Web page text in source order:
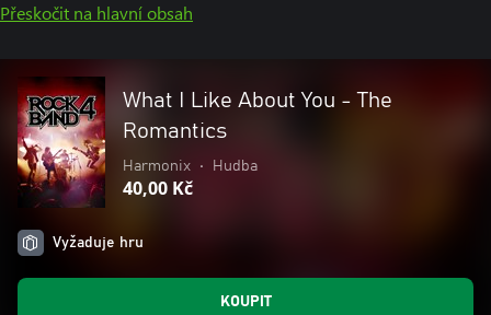
Přeskočit na hlavní obsah
What I Like About You - The
Romantics
Harmonix • Hudba
40,00 Kč
Vyžaduje hru
KOUPIT